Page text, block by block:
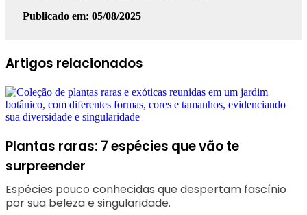
Publicado em: 05/08/2025
Facebook
Linkedin
WhatsApp
Telegram
Artigos relacionados
Plantas raras: 7 espécies que vão te
surpreender
Espécies pouco conhecidas que despertam fascínio
por sua beleza e singularidade.